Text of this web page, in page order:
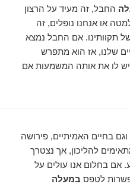
החבל, זה מעיד על הרצון
או אנחנו נופלים, זה
תקוותינו. אם החבל נמצא
שלנו, אז הוא מתפרש
לו את אותה המשמעות אם
בחיים האמיתיים, פירושה
להליכון, אך נצטרך
אם בחלום אנו עולים על
לטפס במעלה